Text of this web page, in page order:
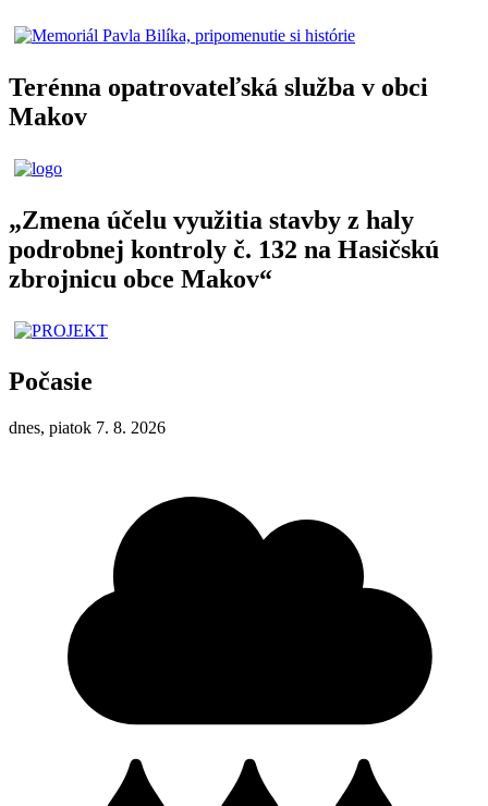
Terénna opatrovateľská služba v obci
Makov
„Zmena účelu využitia stavby z haly
podrobnej kontroly č. 132 na Hasičskú
zbrojnicu obce Makov“
Počasie
dnes, piatok 7. 8. 2026